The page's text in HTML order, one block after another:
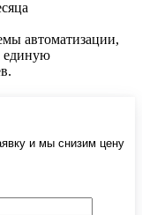
автоматизации,
единую
и мы снизим цену